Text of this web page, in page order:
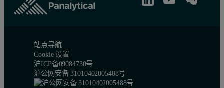
站点导航
Cookie 设置
沪ICP备09084730号
沪公网安备 31010402005488号